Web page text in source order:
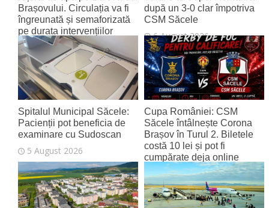
Brașovului. Circulația va fi
îngreunată și semaforizată
pe durata intervențiilor
6 August 2026
după un 3-0 clar împotriva
CSM Săcele
6 August 2026
Spitalul Municipal Săcele:
Pacienții pot beneficia de
examinare cu Sudoscan
5 August 2026
Cupa României: CSM
Săcele întâlnește Corona
Brașov în Turul 2. Biletele
costă 10 lei și pot fi
cumpărate deja online
4 August 2026